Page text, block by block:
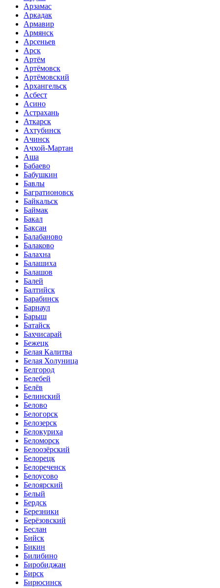
Арзамас
Аркадак
Армавир
Армянск
Арсеньев
Арск
Артём
Артёмовск
Артёмовский
Архангельск
Асбест
Асино
Астрахань
Аткарск
Ахтубинск
Ачинск
Ачхой-Мартан
Аша
Бабаево
Бабушкин
Бавлы
Багратионовск
Байкальск
Баймак
Бакал
Баксан
Балабаново
Балаково
Балахна
Балашиха
Балашов
Балей
Балтийск
Барабинск
Барнаул
Барыш
Батайск
Бахчисарай
Бежецк
Белая Калитва
Белая Холуница
Белгород
Белебей
Белёв
Белинский
Белово
Белогорск
Белозерск
Белокуриха
Беломорск
Белоозёрский
Белорецк
Белореченск
Белоусово
Белоярский
Белый
Бердск
Березники
Берёзовский
Беслан
Бийск
Бикин
Билибино
Биробиджан
Бирск
Бирюсинск